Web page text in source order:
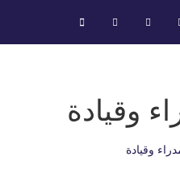
وقيادة
وقيادة